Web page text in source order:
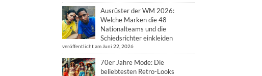
Ausrüster der WM 2026:
Welche Marken die 48
Nationalteams und die
Schiedsrichter einkleiden
veröffentlicht am Juni 22, 2026
70er Jahre Mode: Die
beliebtesten Retro-Looks